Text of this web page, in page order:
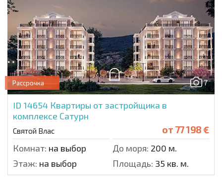
7
Рассрочка
ID 14654 Квартиры от застройщика в
комплексе Сатурн
Святой Влас от 77 198 €
Комнат: на выбор До моря: 200 м.
Этаж: на выбор Площадь: 35 кв. м.